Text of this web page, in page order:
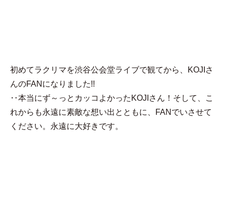
初めてラクリマを渋谷公会堂ライブで観てから、KOJIさ
んのFANになりました!!
‥本当にず～っとカッコよかったKOJIさん！そして、こ
れからも永遠に素敵な想い出とともに、FANでいさせて
ください。永遠に大好きです。